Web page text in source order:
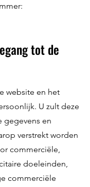
tot de
website en het
U zult deze
gegevens en
verstrekt worden
commerciële,
doeleinden,
commerciële